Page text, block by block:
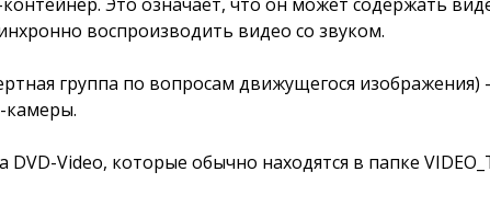
воспроизводить видео со звуком.
группа по вопросам движущегося
камеры.
Video, которые обычно находятся в папке